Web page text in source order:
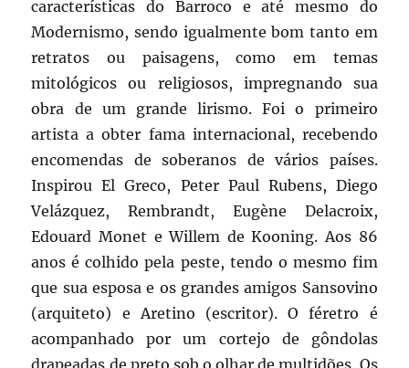
características do Barroco e até mesmo do
Modernismo, sendo igualmente bom tanto em
retratos ou paisagens, como em temas
mitológicos ou religiosos, impregnando sua
obra de um grande lirismo. Foi o primeiro
artista a obter fama internacional, recebendo
encomendas de soberanos de vários países.
Inspirou El Greco, Peter Paul Rubens, Diego
Velázquez, Rembrandt, Eugène Delacroix,
Edouard Monet e Willem de Kooning. Aos 86
anos é colhido pela peste, tendo o mesmo fim
que sua esposa e os grandes amigos Sansovino
(arquiteto) e Aretino (escritor). O féretro é
acompanhado por um cortejo de gôndolas